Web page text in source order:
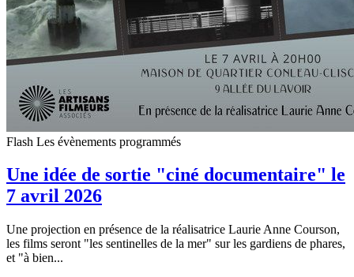
Flash Les évènements programmés
Une idée de sortie "ciné documentaire" le
7 avril 2026
Une projection en présence de la réalisatrice Laurie Anne Courson,
les films seront "les sentinelles de la mer" sur les gardiens de phares,
et "à bien...